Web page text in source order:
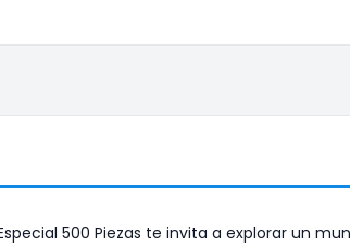
500 Piezas te invita a explorar un